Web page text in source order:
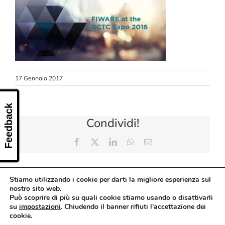
CONTATTI
17 Gennaio 2017
Condividi!
Facebook LinkedInWhatsApp
Email
Stiamo utilizzando i cookie per darti la migliore esperienza sul
nostro sito web.
Può scoprire di più su quali cookie stiamo usando o disattivarli
su impostazioni. Chiudendo il banner rifiuti l'accettazione dei
cookie.
Feedback